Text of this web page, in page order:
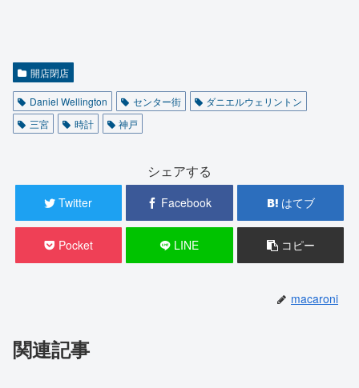
開店閉店
Daniel Wellington センター街
ダニエルウェリントン
三宮
時計 神戸
シェアする
Twitter Facebook はてブ
Pocket LINE コピー
macaroni
関連記事